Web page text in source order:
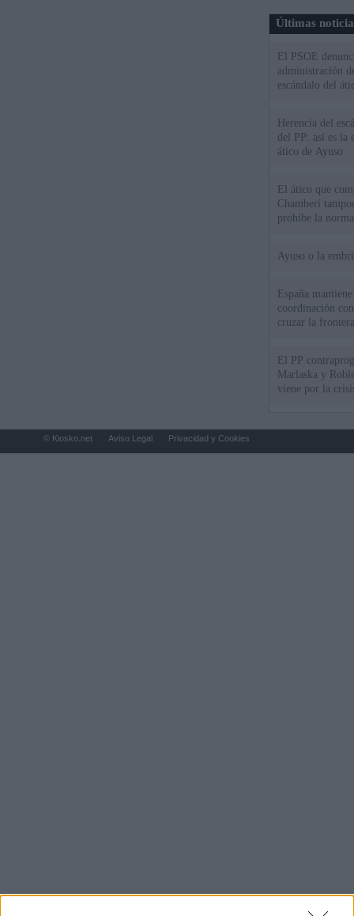
Últimas
El PSOE
administración
escándalo del
Herencia del
del PP: así es la
ático de Ayuso
El ático que
Chamberí
prohíbe la
Ayuso o la
España
coordinación
cruzar la
El PP
Marlaska y
viene por la
© Kiosko.net Aviso Legal Privacidad y Cookies